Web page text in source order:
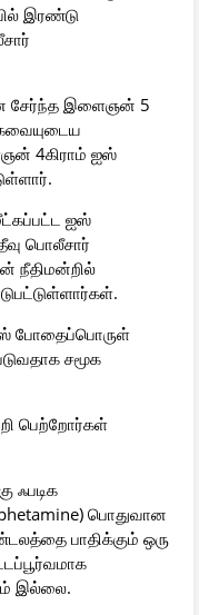
இரண்டு
சேர்ந்த இளைஞன் 5
4கிராம் ஐஸ்
ஐஸ்
பொலீசார்
நீதிமன்றில்
போதைப்பொருள்
சமூக
பெற்றோர்கள்
ஃபடிக
பொதுவான
பாதிக்கும் ஒரு
இல்லை.